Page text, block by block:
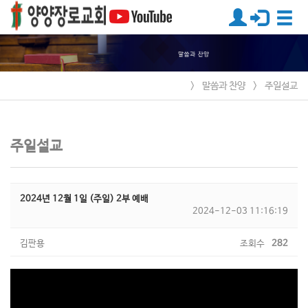
> 말씀과 찬양 > 주일설교
주일설교
2024년 12월 1일 (주일) 2부 예배
2024-12-03 11:16:19
김판용 조회수 282